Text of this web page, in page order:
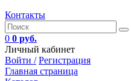
Контакты
0 0 руб.
Личный кабинет
Войти / Регистрация
Главная страница